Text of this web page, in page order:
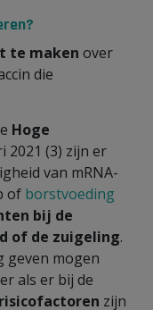
te maken over
die
Hoge
2021 (3) zijn er
van mRNA-
of borstvoeding
bij de
of de zuigeling.
geven mogen
als er bij de
zijn